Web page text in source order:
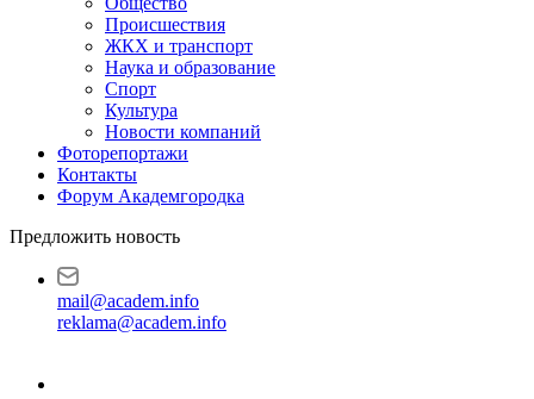
Происшествия
ЖКХ и транспорт
Наука и образование
Спорт
Культура
Новости компаний
Фоторепортажи
Контакты
Форум Академгородка
Предложить новость
mail@academ.info
reklama@academ.info